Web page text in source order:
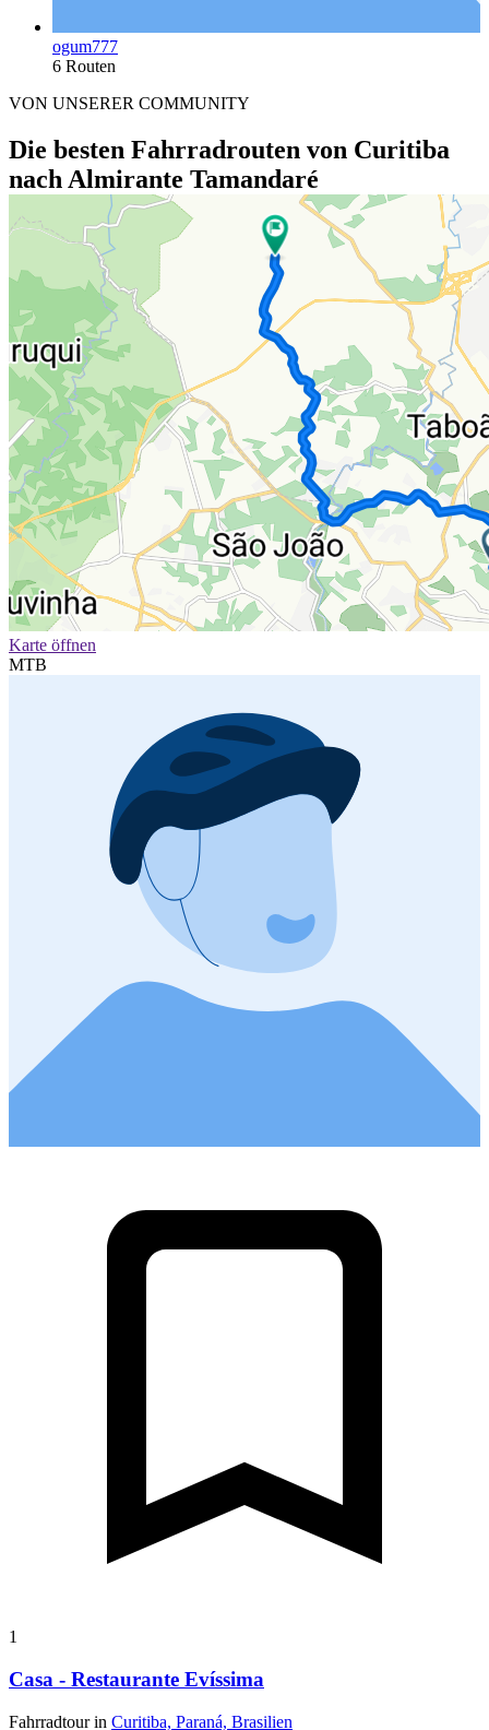
ogum777
6 Routen
VON UNSERER COMMUNITY
Die besten Fahrradrouten von Curitiba
nach Almirante Tamandaré
Karte öffnen
MTB
1
Casa - Restaurante Evíssima
Fahrradtour in Curitiba, Paraná, Brasilien